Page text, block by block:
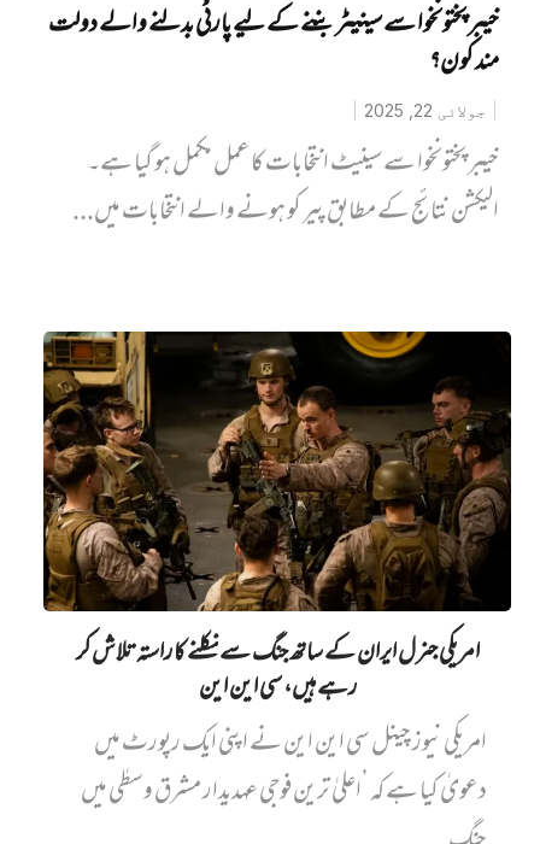
خیبر پختونخوا سے سینیٹر بننے کے لیے پارٹی بدلنے والے دولت
مند کون؟
جولائی 22, 2025
خیبر پختونخوا سے سینیٹ انتخابات کا عمل مکمل ہو گیا ہے۔
الیکشن نتائج کے مطابق پیر کو ہونے والے انتخابات میں...
امریکی جنرل ایران کے ساتھ جنگ سے نکلنے کا راستہ تلاش کر
رہے ہیں، سی این این
امریکی نیوز چینل سی این این نے اپنی ایک رپورٹ میں‌
دعویٰ کیا ہے کہ ’اعلیٰ ترین فوجی عہدیدار مشرق وسطٰی میں